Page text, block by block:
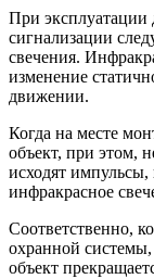
При эксплуатации
сигнализации
свечения.
изменение
движении.
Когда на месте
объект, при этом,
исходят импульсы,
инфракрасное
Соответственно,
охранной системы,
объект